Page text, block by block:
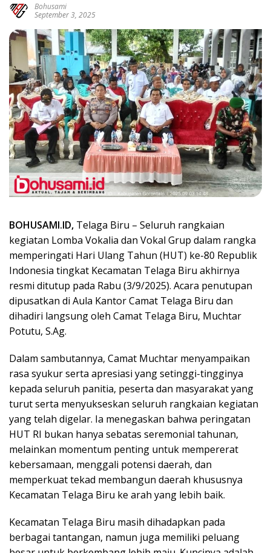
Bohusami
September 3, 2025
BOHUSAMI.ID, Telaga Biru – Seluruh rangkaian
kegiatan Lomba Vokalia dan Vokal Grup dalam rangka
memperingati Hari Ulang Tahun (HUT) ke-80 Republik
Indonesia tingkat Kecamatan Telaga Biru akhirnya
resmi ditutup pada Rabu (3/9/2025). Acara penutupan
dipusatkan di Aula Kantor Camat Telaga Biru dan
dihadiri langsung oleh Camat Telaga Biru, Muchtar
Potutu, S.Ag.
Dalam sambutannya, Camat Muchtar menyampaikan
rasa syukur serta apresiasi yang setinggi-tingginya
kepada seluruh panitia, peserta dan masyarakat yang
turut serta menyukseskan seluruh rangkaian kegiatan
yang telah digelar. Ia menegaskan bahwa peringatan
HUT RI bukan hanya sebatas seremonial tahunan,
melainkan momentum penting untuk mempererat
kebersamaan, menggali potensi daerah, dan
memperkuat tekad membangun daerah khususnya
Kecamatan Telaga Biru ke arah yang lebih baik.
Kecamatan Telaga Biru masih dihadapkan pada
berbagai tantangan, namun juga memiliki peluang